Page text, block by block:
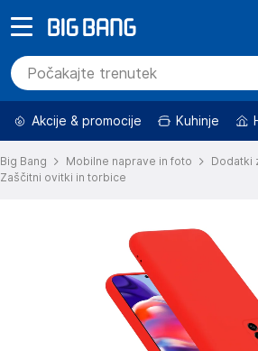
Akcije & promocije Kuhinje
Big Bang Mobilne naprave in foto
Dodatki
Zaščitni ovitki in torbice